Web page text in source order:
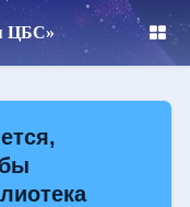
ЦБС»